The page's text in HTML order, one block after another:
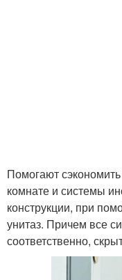
Помогают
комнате и системы
конструкции, при
унитаз. Причем все
соответственно,